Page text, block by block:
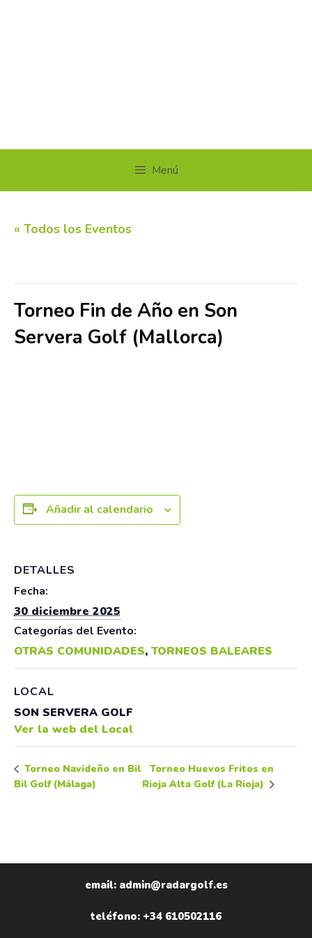
Menú
« Todos los Eventos
Torneo Fin de Año en Son
Servera Golf (Mallorca)
Añadir al calendario
DETALLES
Fecha:
30 diciembre 2025
Categorías del Evento:
OTRAS COMUNIDADES, TORNEOS BALEARES
LOCAL
SON SERVERA GOLF
Ver la web del Local
Torneo Navideño en Bil
Bil Golf (Málaga)
Torneo Huevos Fritos en
Rioja Alta Golf (La Rioja)
email: admin@radargolf.es
teléfono: +34 610502116